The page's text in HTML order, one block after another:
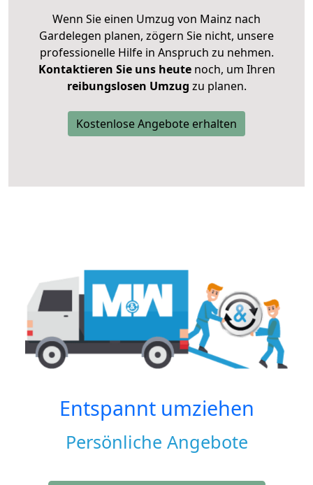
Wenn Sie einen Umzug von Mainz nach
Gardelegen planen, zögern Sie nicht, unsere
professionelle Hilfe in Anspruch zu nehmen.
Kontaktieren Sie uns heutenoch, um Ihren
reibungslosen Umzug zu planen.
Kostenlose Angebote erhalten
Entspannt umziehen
Persönliche Angebote